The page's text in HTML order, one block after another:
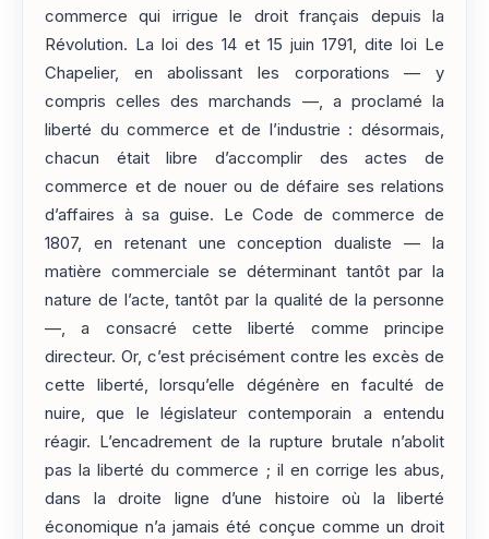
commerce qui irrigue le droit français depuis la
Révolution. La loi des 14 et 15 juin 1791, dite loi Le
Chapelier, en abolissant les corporations — y
compris celles des marchands —, a proclamé la
liberté du commerce et de l’industrie : désormais,
chacun était libre d’accomplir des actes de
commerce et de nouer ou de défaire ses relations
d’affaires à sa guise. Le Code de commerce de
1807, en retenant une conception dualiste — la
matière commerciale se déterminant tantôt par la
nature de l’acte, tantôt par la qualité de la personne
—, a consacré cette liberté comme principe
directeur. Or, c’est précisément contre les excès de
cette liberté, lorsqu’elle dégénère en faculté de
nuire, que le législateur contemporain a entendu
réagir. L’encadrement de la rupture brutale n’abolit
pas la liberté du commerce ; il en corrige les abus,
dans la droite ligne d’une histoire où la liberté
économique n’a jamais été conçue comme un droit